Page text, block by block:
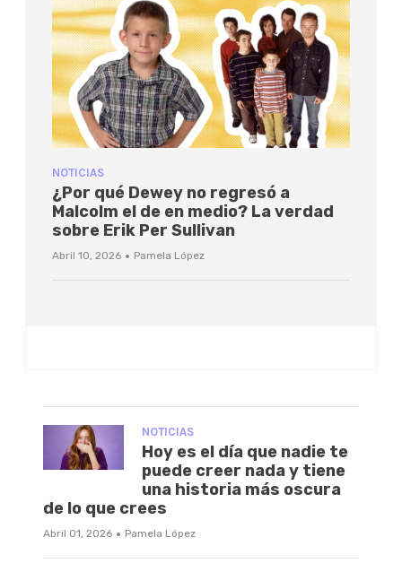
NOTICIAS
¿Por qué Dewey no regresó a
Malcolm el de en medio? La verdad
sobre Erik Per Sullivan
Abril 10, 2026 · Pamela López
NOTICIAS
Hoy es el día que nadie te
puede creer nada y tiene
una historia más oscura
de lo que crees
Abril 01, 2026 · Pamela López